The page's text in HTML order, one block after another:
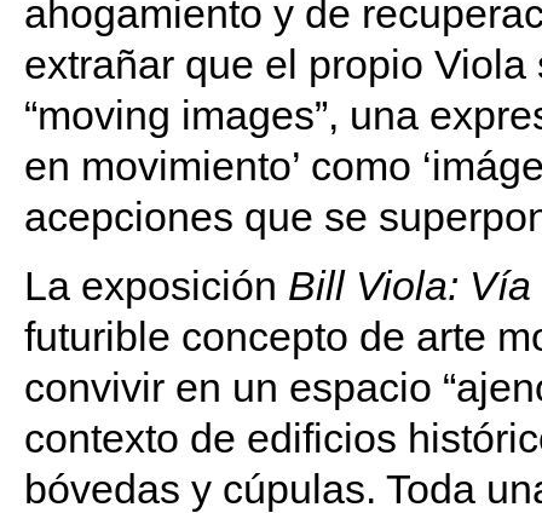
ahogamiento y de
extrañar que el propio
“moving images”, una
en movimiento’ como
acepciones que se
La exposición Bill Viola:
futurible concepto de arte
convivir en un espacio
contexto de edificios
bóvedas y cúpulas. Toda